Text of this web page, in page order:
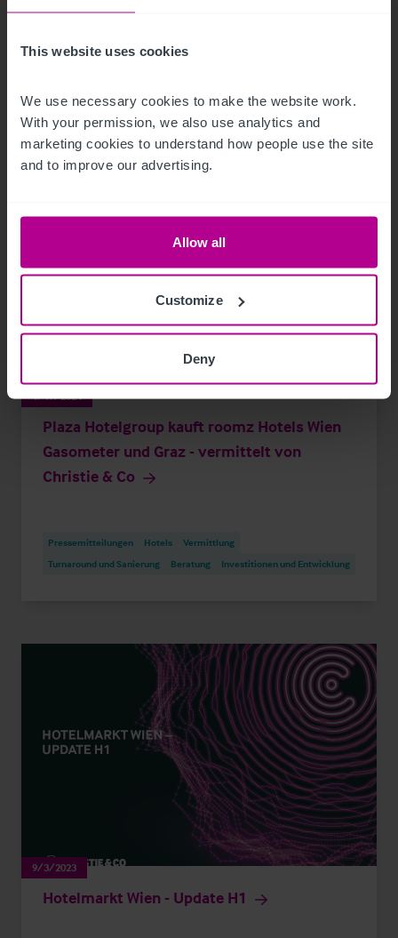
This website uses cookies
We use necessary cookies to make the website work.
With your permission, we also use analytics and
marketing cookies to understand how people use the site
and to improve our advertising.
Allow all
Customize
Deny
1/17/2024
Plaza Hotelgroup kauft roomz Hotels Wien
Gasometer und Graz - vermittelt von
Christie & Co
Pressemitteilungen Hotels
Vermittlung
Turnaround und Sanierung
Beratung Investitionen und Entwicklung
9/3/2023
Hotelmarkt Wien - Update H1